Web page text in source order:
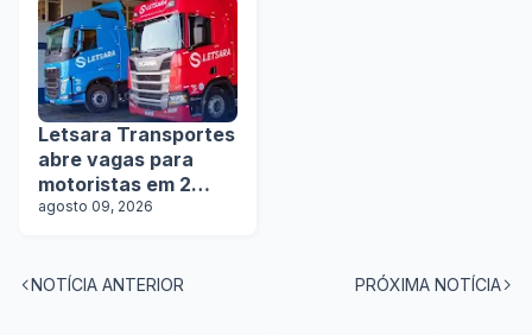
Letsara Transportes
abre vagas para
motoristas em 2
estados
agosto 09, 2026
NOTÍCIA ANTERIOR PRÓXIMA NOTÍCIA